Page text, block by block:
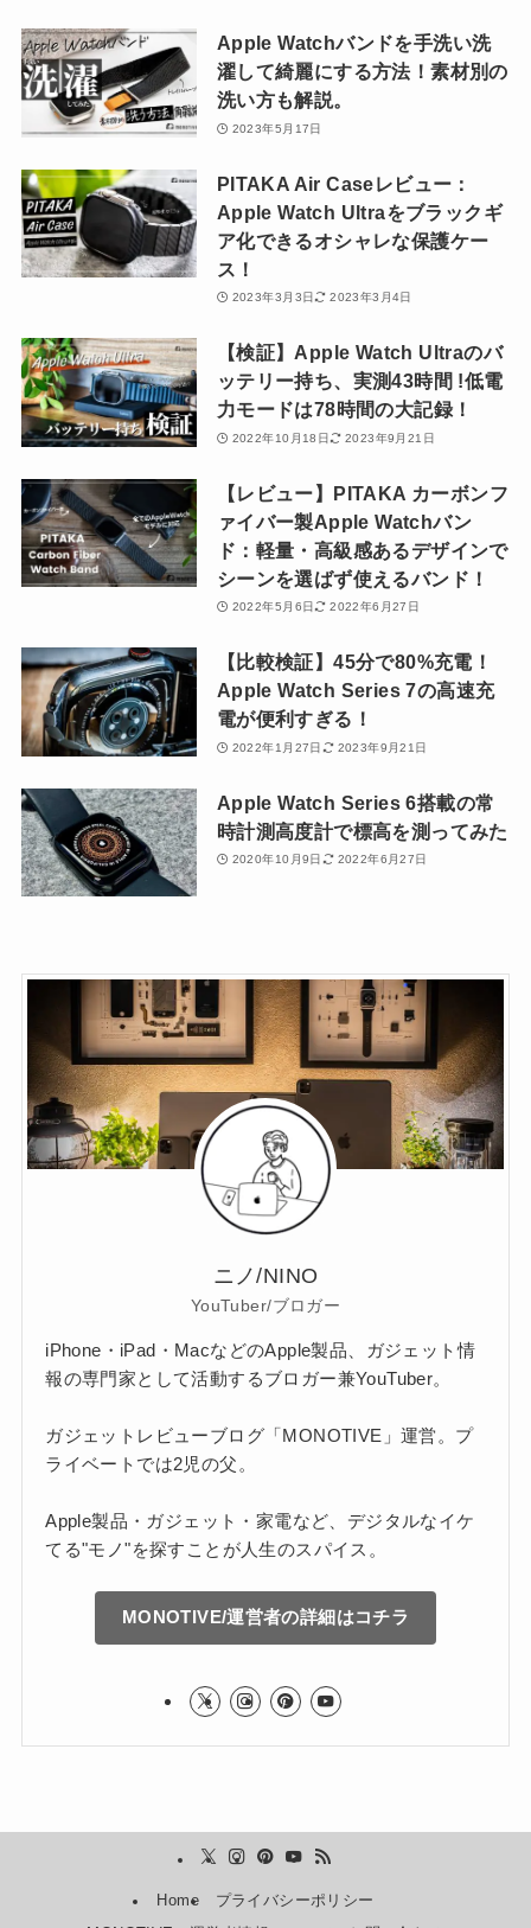
Apple Watchバンドを手洗い洗
濯して綺麗にする方法！素材別の
洗い方も解説。
2023年5月17日
PITAKA Air Caseレビュー：
Apple Watch Ultraをブラックギ
ア化できるオシャレな保護ケー
ス！
2023年3月3日 2023年3月4日
【検証】Apple Watch Ultraのバ
ッテリー持ち、実測43時間 !低電
力モードは78時間の大記録！
2022年10月18日 2023年9月21日
【レビュー】PITAKA カーボンフ
ァイバー製Apple Watchバン
ド：軽量・高級感あるデザインで
シーンを選ばず使えるバンド！
2022年5月6日 2022年6月27日
【比較検証】45分で80%充電！
Apple Watch Series 7の高速充
電が便利すぎる！
2022年1月27日 2023年9月21日
Apple Watch Series 6搭載の常
時計測高度計で標高を測ってみた
2020年10月9日 2022年6月27日
ニノ/NINO
YouTuber/ブロガー
iPhone・iPad・MacなどのApple製品、ガジェット情
報の専門家として活動するブロガー兼YouTuber。
ガジェットレビューブログ「MONOTIVE」運営。プ
ライベートでは2児の父。
Apple製品・ガジェット・家電など、デジタルなイケ
てる"モノ"を探すことが人生のスパイス。
MONOTIVE/運営者の詳細はコチラ
Home
プライバシーポリシー